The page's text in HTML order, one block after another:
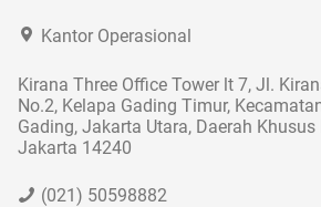
Kantor Operasional
Kirana Three Office Tower lt 7, Jl.
No.2, Kelapa Gading Timur,
Gading, Jakarta Utara, Daerah Khusus
Jakarta 14240
(021) 50598882